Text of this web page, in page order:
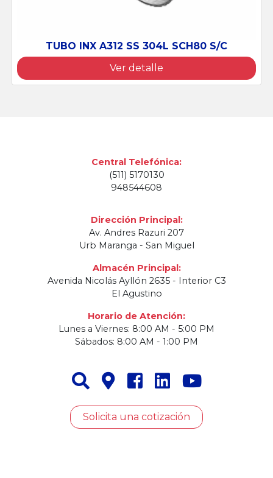
TUBO INX A312 SS 304L SCH80 S/C
Ver detalle
Central Telefónica:
(511) 5170130
Dirección Principal:
Av. Andres Razuri 207
Almacén Principal:
Avenida Nicolás Ayllón 2635 - Interior C3
Horario de Atención:
Lunes a Viernes: 8:00 AM - 5:00 PM
Solicita una cotización